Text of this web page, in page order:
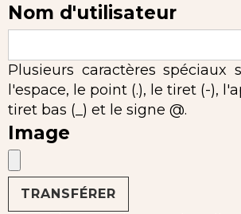
Nom d'utilisateur
Plusieurs caractères spéciaux
l'espace, le point (.), le tiret (-),
tiret bas (_) et le signe @.
Image